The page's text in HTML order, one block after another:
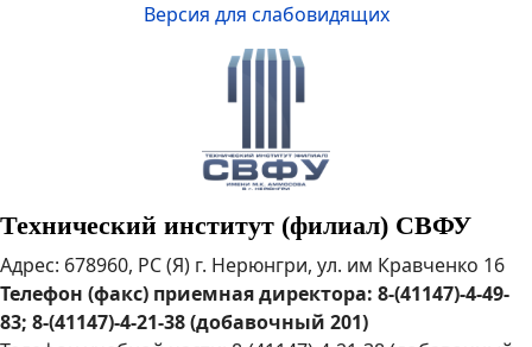
Версия для слабовидящих
Технический институт (филиал) СВФУ
Адрес: 678960, РС (Я) г. Нерюнгри, ул. им Кравченко 16
Телефон (факс) приемная директора: 8-(41147)-4-49-
83; 8-(41147)-4-21-38 (добавочный 201)